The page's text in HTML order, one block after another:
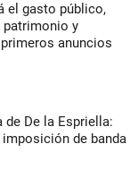
el gasto público,
y
anuncios
de De la Espriella:
de banda